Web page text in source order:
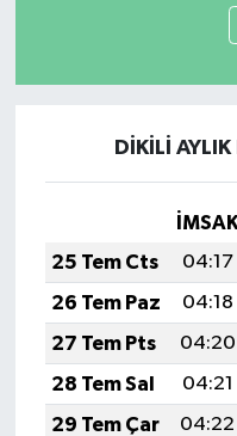
DİKİLİ
25 Tem Cts
04:17
26 Tem Paz
04:18
27 Tem Pts
04:20
28 Tem Sal
04:21
29 Tem Çar
04:22